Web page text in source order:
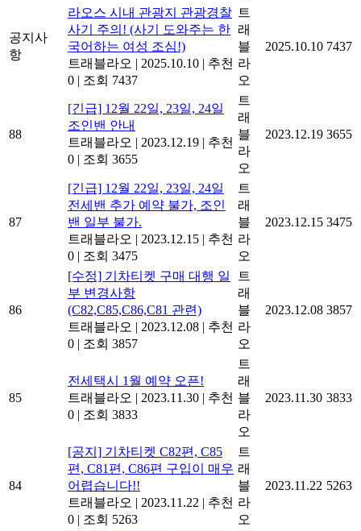
공지사
항
라오스 시내 관광지 관광경찰
사기 주의! (사기 도와주는 한
국어하는 여성 조심!)
트래블라오 | 2025.10.10 | 추천
0 | 조회 7437
트
래
블
라
오
2025.10.10 7437
88
[긴급] 12월 22일, 23일, 24일
조인밴 안내
트래블라오 | 2023.12.19 | 추천
0 | 조회 3655
트
래
블
라
오
2023.12.19 3655
87
[긴급] 12월 22일, 23일, 24일
전세밴 추가 예약 불가, 조인
밴 일부 불가.
트래블라오 | 2023.12.15 | 추천
0 | 조회 3475
트
래
블
라
오
2023.12.15 3475
86
[수정] 기차티켓 구매 대행 일
부 변경사항
(C82,C85,C86,C81 관련)
트래블라오 | 2023.12.08 | 추천
0 | 조회 3857
트
래
블
라
오
2023.12.08 3857
85
전세택시 1월 예약 오픈!
트래블라오 | 2023.11.30 | 추천
0 | 조회 3833
트
래
블
라
오
2023.11.30 3833
84
[공지] 기차티켓 C82편, C85
편, C81편, C86편 구입이 매우
어렵습니다!!
트래블라오 | 2023.11.22 | 추천
0 | 조회 5263
트
래
블
라
오
2023.11.22 5263